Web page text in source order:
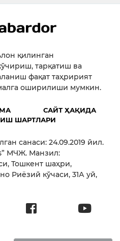
қилинган
тарқатиш ва
фақат таҳририят
оширилиши мумкин.
САЙТ ҲАҚИДА
ШАРТЛАРИ
санаси: 24.09.2019 йил.
МЧЖ. Манзил:
Тошкент шаҳри,
Риёзий кўчаси, 31А уй,